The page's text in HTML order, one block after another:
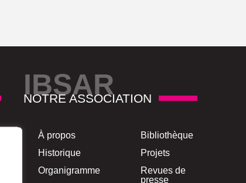
IBSAR
NOTRE ASSOCIATION
À propos
Historique
Organigramme
Bibliothèque
Projets
Revues de
presse